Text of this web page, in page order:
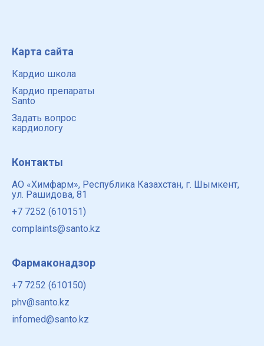
Карта сайта
Кардио школа
Кардио препараты
Santo
Задать вопрос
кардиологу
Контакты
АО «Химфарм», Республика Казахстан, г. Шымкент,
ул. Рашидова, 81
+7 7252 (610151)
complaints@santo.kz
Фармаконадзор
+7 7252 (610150)
phv@santo.kz
infomed@santo.kz